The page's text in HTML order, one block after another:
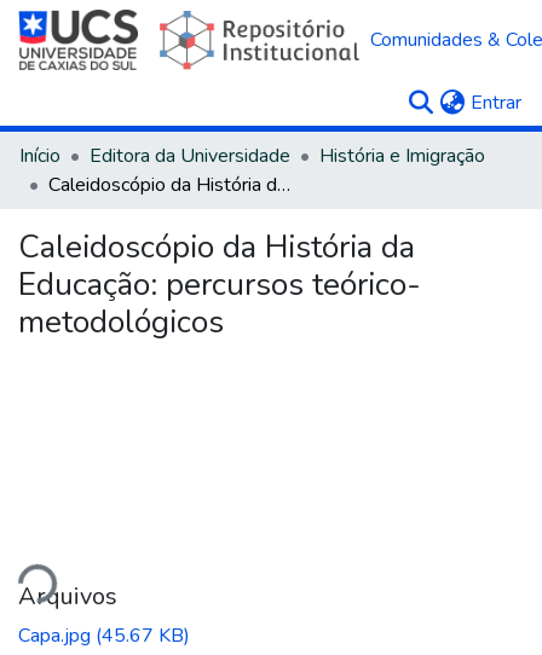
Comunidades &
Entrar
Início Editora da Universidade
História e Imigração
Caleidoscópio da História da Educação: percursos teórico-metodológicos
Caleidoscópio da História da
Educação: percursos teórico-
metodológicos
Arquivos
Capa.jpg (45.67 KB)